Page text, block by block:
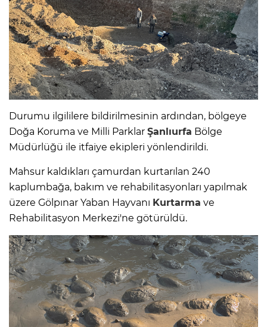
Durumu ilgililere bildirilmesinin ardından, bölgeye
Doğa Koruma ve Milli Parklar Şanlıurfa Bölge
Müdürlüğü ile itfaiye ekipleri yönlendirildi.
Mahsur kaldıkları çamurdan kurtarılan 240
kaplumbağa, bakım ve rehabilitasyonları yapılmak
üzere Gölpınar Yaban Hayvanı Kurtarma ve
Rehabilitasyon Merkezi'ne götürüldü.